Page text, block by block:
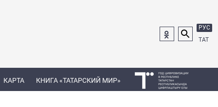
РУС
ТАТ
КАРТА КНИГА «ТАТАРСКИЙ МИР»